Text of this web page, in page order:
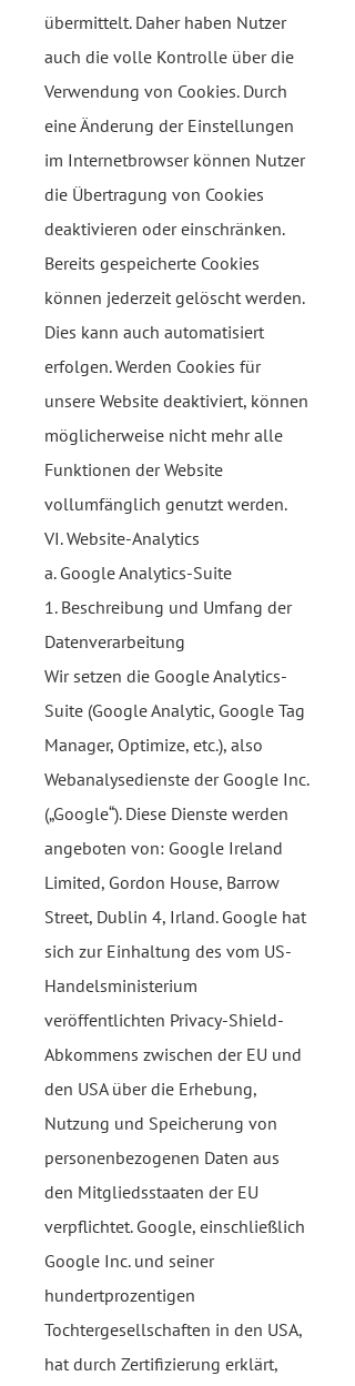
übermittelt. Daher haben Nutzer
auch die volle Kontrolle über die
Verwendung von Cookies. Durch
eine Änderung der Einstellungen
im Internetbrowser können Nutzer
die Übertragung von Cookies
deaktivieren oder einschränken.
Bereits gespeicherte Cookies
können jederzeit gelöscht werden.
Dies kann auch automatisiert
erfolgen. Werden Cookies für
unsere Website deaktiviert, können
möglicherweise nicht mehr alle
Funktionen der Website
vollumfänglich genutzt werden.
VI. Website-Analytics
a. Google Analytics-Suite
1. Beschreibung und Umfang der
Datenverarbeitung
Wir setzen die Google Analytics-
Suite (Google Analytic, Google Tag
Manager, Optimize, etc.), also
Webanalysedienste der Google Inc.
(„Google“). Diese Dienste werden
angeboten von: Google Ireland
Limited, Gordon House, Barrow
Street, Dublin 4, Irland. Google hat
sich zur Einhaltung des vom US-
Handelsministerium
veröffentlichten Privacy-Shield-
Abkommens zwischen der EU und
den USA über die Erhebung,
Nutzung und Speicherung von
personenbezogenen Daten aus
den Mitgliedsstaaten der EU
verpflichtet. Google, einschließlich
Google Inc. und seiner
hundertprozentigen
Tochtergesellschaften in den USA,
hat durch Zertifizierung erklärt,